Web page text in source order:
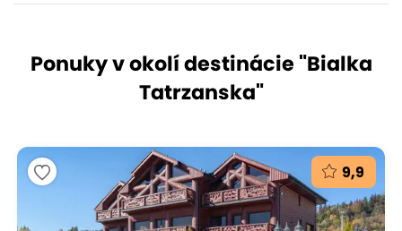
Ponuky v okolí destinácie "Bialka
Tatrzanska"
9,9